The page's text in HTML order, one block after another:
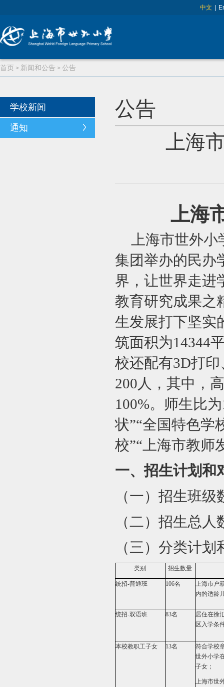
中文
首页 > 新闻和公告 > 公告
学校新闻
通知
公告
上海
上海
上海市世外
集团举办的民办
界，让世界走进
教育研究成果之
生发展打下坚实
筑面积为14344
校还配有3D打
200人，其中，
100%。师生比
状”“全国特色学
校”“上海市教师
一、招生计划和
（一）招生班
（二）招生总
（三）分类计划
类别 招生数量
统招-普通班 106名
上海市户
内的适龄
统招-双语班 83名
居住在徐
区入学条
本校教职工子女 13名
符合学校
世外小学
子女；
上海市世